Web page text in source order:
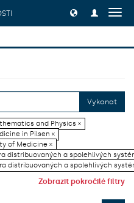
Vykonat
and Physics ×
in Pilsen ×
of Medicine ×
distribuovaných a spolehlivých
distribuovaných a spolehlivých
Zobrazit pokročilé filtry